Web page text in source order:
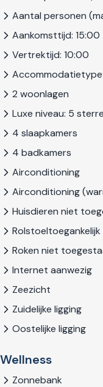
Aantal personen
Aankomsttijd: 15:00
Vertrektijd: 10:00
2 woonlagen
Luxe niveau: 5
4 slaapkamers
4 badkamers
Airconditioning
Airconditioning
Huisdieren niet
Rolstoeltoegankelijk
Roken niet
Internet aanwezig
Zeezicht
Zuidelijke ligging
Oostelijke ligging
Wellness
Zonnebank